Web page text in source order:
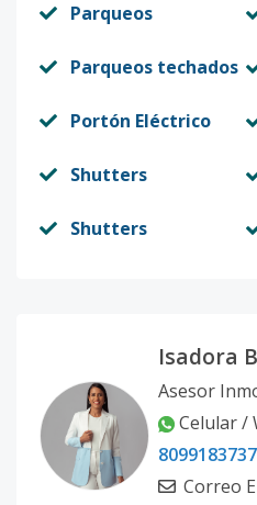
Parqueos
Parqueos techados
Portón Eléctrico
Shutters
Shutters
Isadora
Asesor
Celular /
8099183737
Correo